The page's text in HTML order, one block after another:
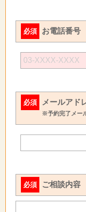
必須 お電話番号
必須 メールアド
※予約完了メー
必須 ご相談内容